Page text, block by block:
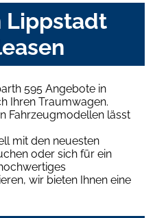
Lippstadt
595 Angebote in
Ihren Traumwagen.
Fahrzeugmodellen lässt
mit den neuesten
oder sich für ein
wir bieten Ihnen eine